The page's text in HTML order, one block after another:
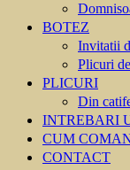
BOTEZ
Invitatii
Plicuri
PLICURI
Din
INTREBARI
CUM
CONTACT